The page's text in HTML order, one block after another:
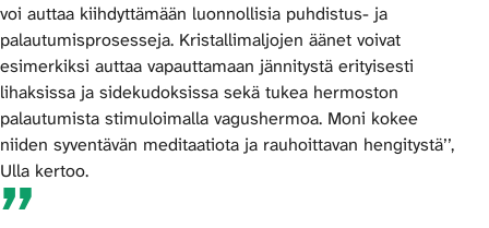
voi auttaa kiihdyttämään luonnollisia puhdistus- ja
palautumisprosesseja. Kristallimaljojen äänet voivat
esimerkiksi auttaa vapauttamaan jännitystä erityisesti
lihaksissa ja sidekudoksissa sekä tukea hermoston
palautumista stimuloimalla vagushermoa. Moni kokee
niiden syventävän meditaatiota ja rauhoittavan hengitystä’’,
Ulla kertoo.